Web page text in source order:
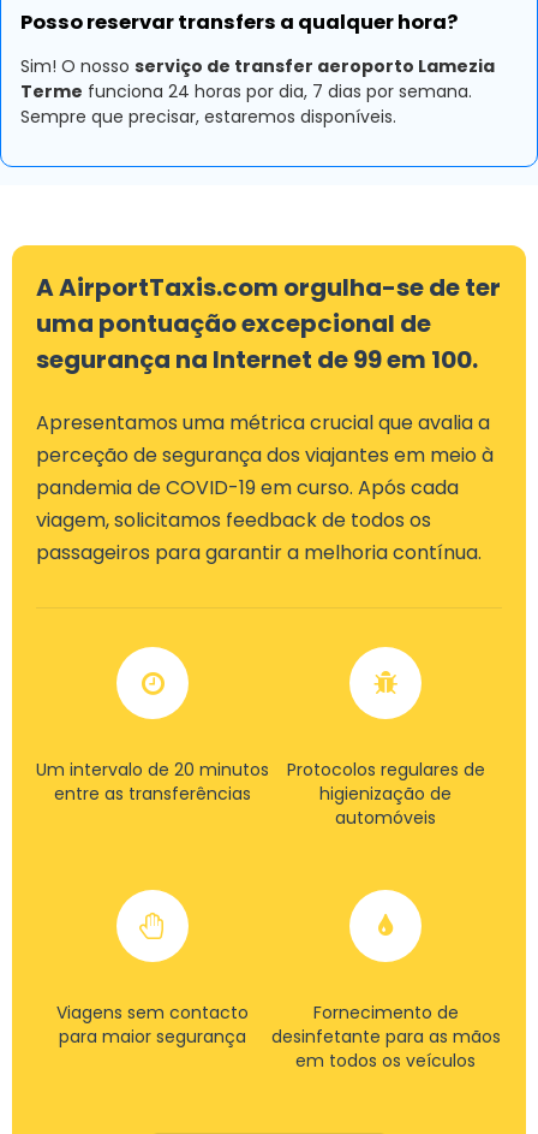
Posso reservar transfers a qualquer hora?
Sim! O nosso serviço de transfer aeroporto Lamezia
Terme funciona 24 horas por dia, 7 dias por semana.
Sempre que precisar, estaremos disponíveis.
A AirportTaxis.com orgulha-se de ter
uma pontuação excepcional de
segurança na Internet de 99 em 100.
Apresentamos uma métrica crucial que avalia a
perceção de segurança dos viajantes em meio à
pandemia de COVID-19 em curso. Após cada
viagem, solicitamos feedback de todos os
passageiros para garantir a melhoria contínua.
Um intervalo de 20 minutos
entre as transferências
Protocolos regulares de
higienização de
automóveis
Viagens sem contacto
para maior segurança
Fornecimento de
desinfetante para as mãos
em todos os veículos